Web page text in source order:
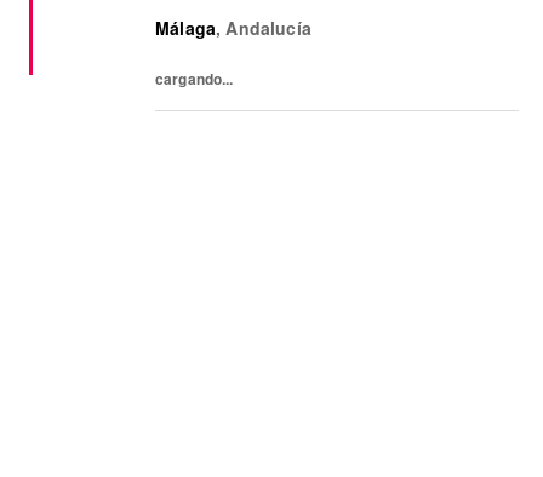
icónico fundador, Karl Lagerfeld. Somos la
Málaga,Andalucía
cargando...